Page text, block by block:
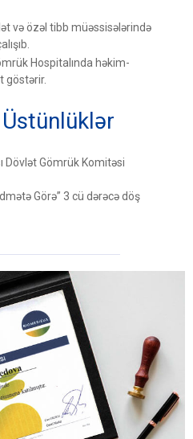
və özəl tibb müəssisələrində
Hospitalında həkim-
göstərir.
Dövlət Gömrük Komitəsi
Görə” 3 cü dərəcə döş